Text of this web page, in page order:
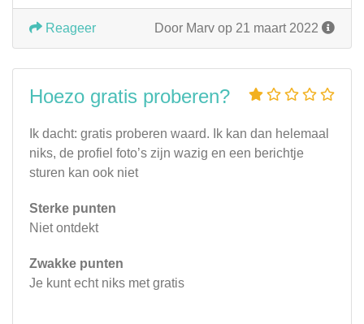
Door Marv op 21 maart 2022
Reageer
Hoezo gratis proberen?
Ik dacht: gratis proberen waard. Ik kan dan helemaal
niks, de profiel foto’s zijn wazig en een berichtje
sturen kan ook niet
Sterke punten
Niet ontdekt
Zwakke punten
Je kunt echt niks met gratis